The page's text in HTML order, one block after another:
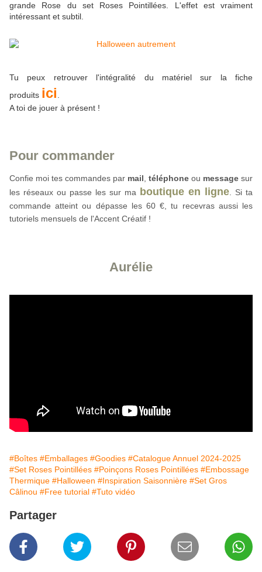
grande Rose du set Roses Pointillées. L'effet est vraiment
intéressant et subtil.
Tu peux retrouver l'intégralité du matériel sur la fiche
produits ici
A toi de jouer à présent !
Pour commander
Confie moi tes commandes par mail téléphone ou message sur
les réseaux ou passe les sur ma boutique en ligne . Si ta
commande atteint ou dépasse les 60 €, tu recevras aussi les
tutoriels mensuels de l'Accent Créatif !
Aurélie
#Boîtes #Emballages #Goodies #Catalogue Annuel 2024-2025
#Set Roses Pointillées #Poinçons Roses Pointillées #Embossage
Thermique #Halloween #Inspiration Saisonnière #Set Gros
Câlinou #Free tutorial #Tuto vidéo
Partager